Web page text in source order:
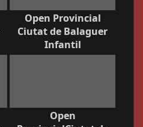
Open Provincial
Ciutat de Balaguer
Infantil
Open